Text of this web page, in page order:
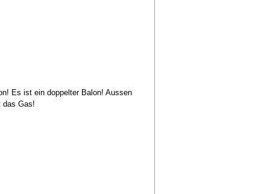
Es ist ein doppelter Balon! Aussen
das Gas!